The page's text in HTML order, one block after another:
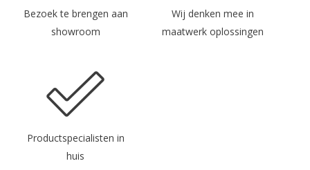
Bezoek te brengen aan
showroom
Wij denken mee in
maatwerk oplossingen
Productspecialisten in
huis